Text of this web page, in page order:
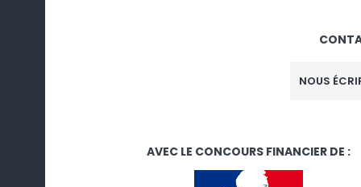
NOUS
AVEC LE CONCOURS FINANCIER DE :